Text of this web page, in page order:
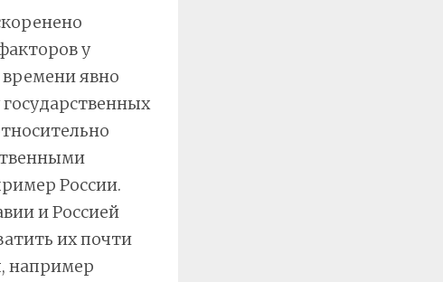
у
явно
России.
и Россией
их почти
например